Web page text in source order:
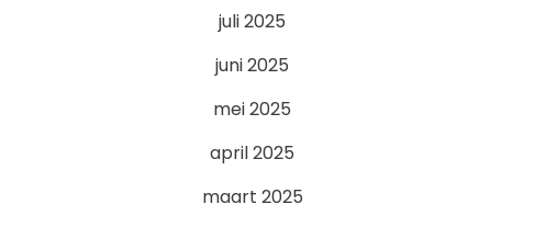
juli 2025
juni 2025
mei 2025
april 2025
maart 2025